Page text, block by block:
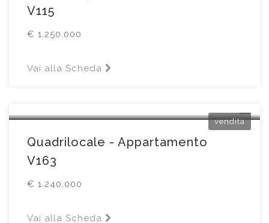
V115
€ 1.250.000
Vai alla Scheda
vendita
Quadrilocale - Appartamento
V163
€ 1.240.000
Vai alla Scheda